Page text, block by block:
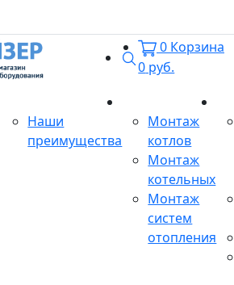
Поиск
0 Корзина
0 руб.
Наши
преимущества
Монтаж
котлов
Монтаж
котельных
Монтаж
систем
отопления